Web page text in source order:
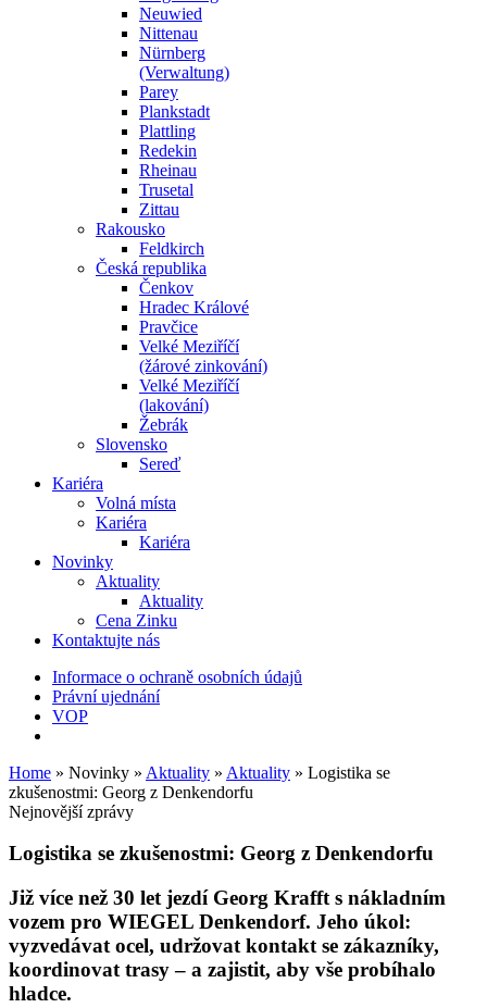
Neuwied
Nittenau
Nürnberg
(Verwaltung)
Parey
Plankstadt
Plattling
Redekin
Rheinau
Trusetal
Zittau
Rakousko
Feldkirch
Česká republika
Čenkov
Hradec Králové
Pravčice
Velké Meziříčí
(žárové zinkování)
Velké Meziříčí
(lakování)
Žebrák
Slovensko
Sereď
Kariéra
Volná místa
Kariéra
Kariéra
Novinky
Aktuality
Aktuality
Cena Zinku
Kontaktujte nás
Informace o ochraně osobních údajů
Právní ujednání
VOP
Home » Novinky » Aktuality » Aktuality » Logistika se
zkušenostmi: Georg z Denkendorfu
Nejnovější zprávy
Logistika se zkušenostmi: Georg z Denkendorfu
Již více než 30 let jezdí Georg Krafft s nákladním
vozem pro WIEGEL Denkendorf. Jeho úkol:
vyzvedávat ocel, udržovat kontakt se zákazníky,
koordinovat trasy – a zajistit, aby vše probíhalo
hladce.